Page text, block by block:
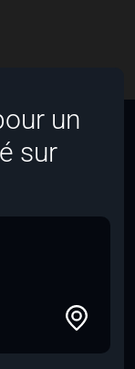
un
sur